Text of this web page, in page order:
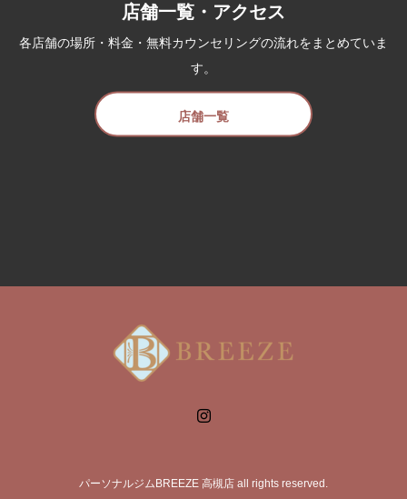
店舗一覧・アクセス
各店舗の場所・料金・無料カウンセリングの流れをまとめていま
す。
店舗一覧
パーソナルジムBREEZE 高槻店 all rights reserved.